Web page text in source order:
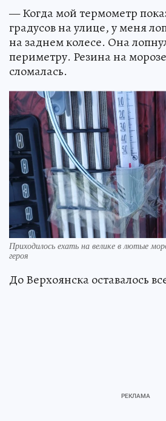
— Когда мой термометр
градусов на улице, у меня
на заднем колесе. Она
периметру. Резина на
сломалась.
Приходилось ехать на велике в лютые
героя
До Верхоянска оставалось